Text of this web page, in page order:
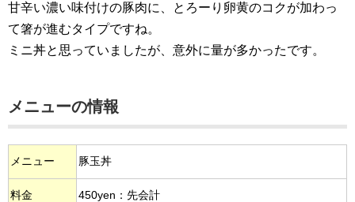
甘辛い濃い味付けの豚肉に、とろーり卵黄のコクが加わっ
て箸が進むタイプですね。
ミニ丼と思っていましたが、意外に量が多かったです。
メニューの情報
メニュー 豚玉丼
料金 450yen：先会計